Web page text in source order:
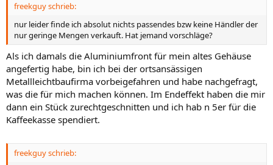
freekguy schrieb:
nur leider finde ich absolut nichts passendes bzw keine Händler der
nur geringe Mengen verkauft. Hat jemand vorschläge?
Als ich damals die Aluminiumfront für mein altes Gehäuse
angefertig habe, bin ich bei der ortsansässigen
Metallleichtbaufirma vorbeigefahren und habe nachgefragt,
was die für mich machen können. Im Endeffekt haben die mir
dann ein Stück zurechtgeschnitten und ich hab n 5er für die
Kaffeekasse spendiert.
freekguy schrieb: